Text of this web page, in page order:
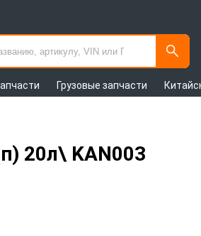
Грузовые запчасти
20л\ KAN003